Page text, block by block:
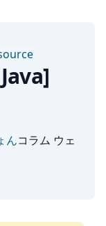
んコラム ウェ